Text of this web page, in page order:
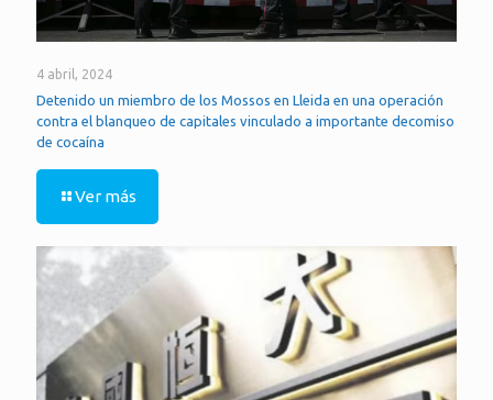
4 abril, 2024
Detenido un miembro de los Mossos en Lleida en una operación
contra el blanqueo de capitales vinculado a importante decomiso
de cocaína
Ver más